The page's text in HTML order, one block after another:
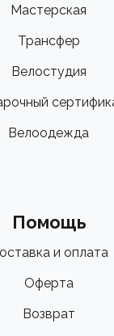
Мастерская
Трансфер
Велостудия
Велоодежда
Помощь
и оплата
Оферта
Возврат